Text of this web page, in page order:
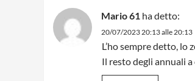
Mario 61 ha detto:
20/07/2023 20:13 alle 20:13
L’ho sempre detto, lo
Il resto degli annuali